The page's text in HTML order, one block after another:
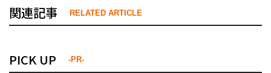
関連記事 RELATED ARTICLE
PICK UP -PR-